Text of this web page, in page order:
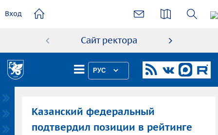
содержанию
Вход
Сайт ректора
РУС
Казанский федеральный
подтвердил позиции в рейтинге